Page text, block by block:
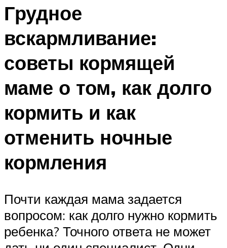
Грудное
вскармливание:
советы кормящей
маме о том, как долго
кормить и как
отменить ночные
кормления
Почти каждая мама задается
вопросом: как долго нужно кормить
ребенка? Точного ответа не может